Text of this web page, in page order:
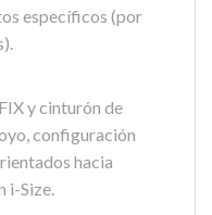
específicos (por
y cinturón de
configuración
hacia
i-Size.